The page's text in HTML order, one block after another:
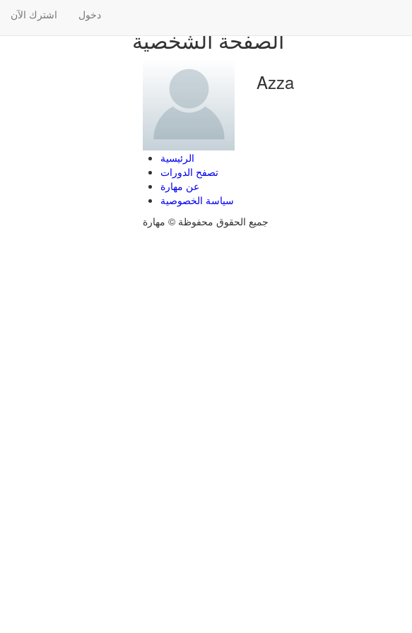
اشترك الآن دخول
الصفحة الشخصية
Azza
الرئيسية
تصفح الدورات
عن مهارة
سياسة الخصوصية
جميع الحقوق محفوظة © مهارة